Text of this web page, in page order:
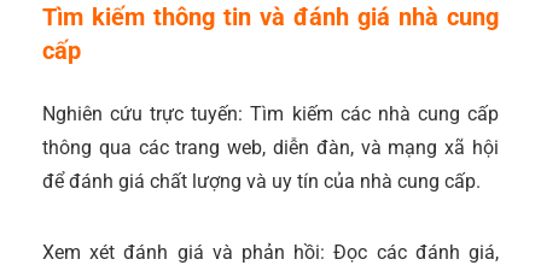
Tìm kiếm thông tin và đánh giá nhà cung
cấp
Nghiên cứu trực tuyến: Tìm kiếm các nhà cung cấp
thông qua các trang web, diễn đàn, và mạng xã hội
để đánh giá chất lượng và uy tín của nhà cung cấp.
Xem xét đánh giá và phản hồi: Đọc các đánh giá,